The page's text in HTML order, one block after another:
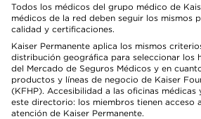
Todos los médicos del grupo médico de
médicos de la red deben seguir los mismos
calidad y certificaciones.
Kaiser Permanente aplica los mismos
distribución geográfica para seleccionar los
del Mercado de Seguros Médicos y en
productos y líneas de negocio de Kaiser
(KFHP). Accesibilidad a las oficinas
este directorio: los miembros tienen acceso
atención de Kaiser Permanente.